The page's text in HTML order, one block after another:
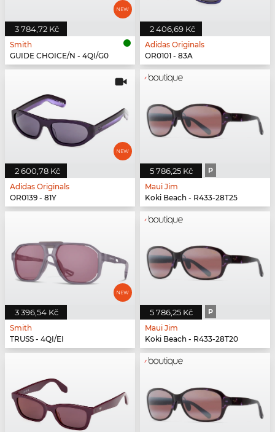
3 784,72 Kč
Smith
GUIDE CHOICE/N - 4QI/G0
2 406,69 Kč
Adidas Originals
OR0101 - 83A
2 600,78 Kč
Adidas Originals
OR0139 - 81Y
5 786,25 Kč P
Maui Jim
Koki Beach - R433-28T25
3 396,54 Kč
Smith
TRUSS - 4QI/EI
5 786,25 Kč P
Maui Jim
Koki Beach - R433-28T20